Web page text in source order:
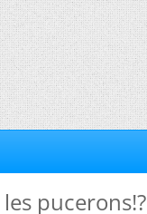
les pucerons!?